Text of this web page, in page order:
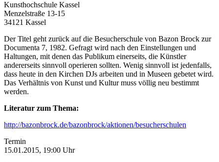
Kunsthochschule Kassel
Menzelstraße 13-15
34121 Kassel
Der Titel geht zurück auf die Besucherschule von Bazon Brock zur
Documenta 7, 1982. Gefragt wird nach den Einstellungen und
Haltungen, mit denen das Publikum einerseits, die Künstler
andererseits sinnvoll operieren sollten. Wenig sinnvoll ist jedenfalls,
dass heute in den Kirchen DJs arbeiten und in Museen gebetet wird.
Das Verhältnis von Kunst und Kultur muss völlig neu bestimmt
werden.
Literatur zum Thema:
http://bazonbrock.de/bazonbrock/aktionen/besucherschulen
Termin
15.01.2015, 19:00 Uhr